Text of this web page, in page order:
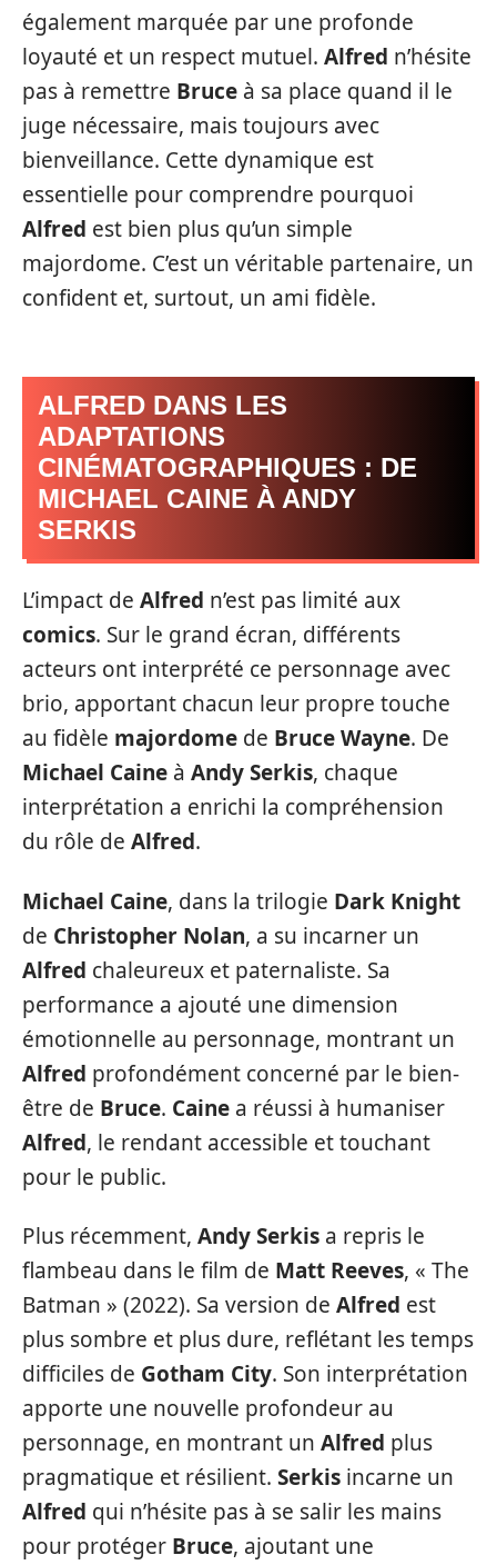
également marquée par une profonde
loyauté et un respect mutuel. Alfred n’hésite
pas à remettre Bruce à sa place quand il le
juge nécessaire, mais toujours avec
bienveillance. Cette dynamique est
essentielle pour comprendre pourquoi
Alfred est bien plus qu’un simple
majordome. C’est un véritable partenaire, un
confident et, surtout, un ami fidèle.
ALFRED DANS LES
ADAPTATIONS
CINÉMATOGRAPHIQUES : DE
MICHAEL CAINE À ANDY
SERKIS
L’impact de Alfred n’est pas limité aux
comics. Sur le grand écran, différents
acteurs ont interprété ce personnage avec
brio, apportant chacun leur propre touche
au fidèle majordome de Bruce Wayne. De
Michael Caine à Andy Serkis, chaque
interprétation a enrichi la compréhension
du rôle de Alfred.
Michael Caine, dans la trilogie Dark Knight
de Christopher Nolan, a su incarner un
Alfred chaleureux et paternaliste. Sa
performance a ajouté une dimension
émotionnelle au personnage, montrant un
Alfred profondément concerné par le bien-
être de Bruce. Caine a réussi à humaniser
Alfred, le rendant accessible et touchant
pour le public.
Plus récemment, Andy Serkis a repris le
flambeau dans le film de Matt Reeves, « The
Batman » (2022). Sa version de Alfred est
plus sombre et plus dure, reflétant les temps
difficiles de Gotham City. Son interprétation
apporte une nouvelle profondeur au
personnage, en montrant un Alfred plus
pragmatique et résilient. Serkis incarne un
Alfred qui n’hésite pas à se salir les mains
pour protéger Bruce, ajoutant une